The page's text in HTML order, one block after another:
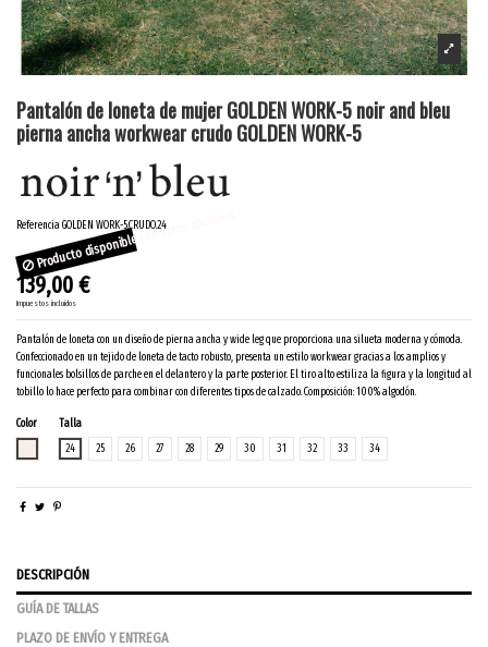
Pantalón de loneta de mujer GOLDEN WORK-5 noir and bleu
pierna ancha workwear crudo GOLDEN WORK-5
ReferenciaGOLDEN WORK-5.CRUDO.24
Producto disponible con otras opciones
139,00 €
Impuestos incluidos
Pantalón de loneta con un diseño de pierna ancha y wide leg que proporciona una silueta moderna y cómoda.
Confeccionado en un tejido de loneta de tacto robusto, presenta un estilo workwear gracias a los amplios y
funcionales bolsillos de parche en el delantero y la parte posterior. El tiro alto estiliza la figura y la longitud al
tobillo lo hace perfecto para combinar con diferentes tipos de calzado. Composición: 100% algodón.
Color
Talla
24
25 26 27 28 29 30 31 32 33 34
DESCRIPCIÓN
GUÍA DE TALLAS
PLAZO DE ENVÍO Y ENTREGA